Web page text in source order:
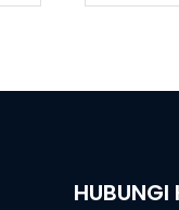
HUBUNGI